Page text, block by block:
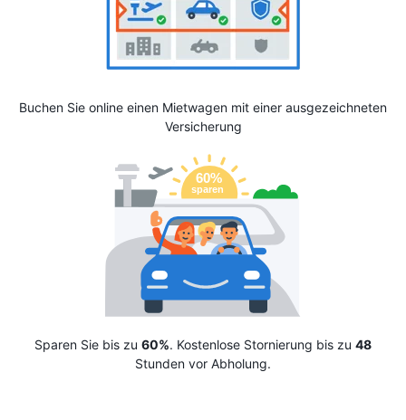
Buchen Sie online einen Mietwagen mit einer ausgezeichneten
Versicherung
Sparen Sie bis zu 60%. Kostenlose Stornierung bis zu 48
Stunden vor Abholung.